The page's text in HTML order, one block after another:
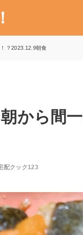
？2023.12.9朝食
から間
配クック123